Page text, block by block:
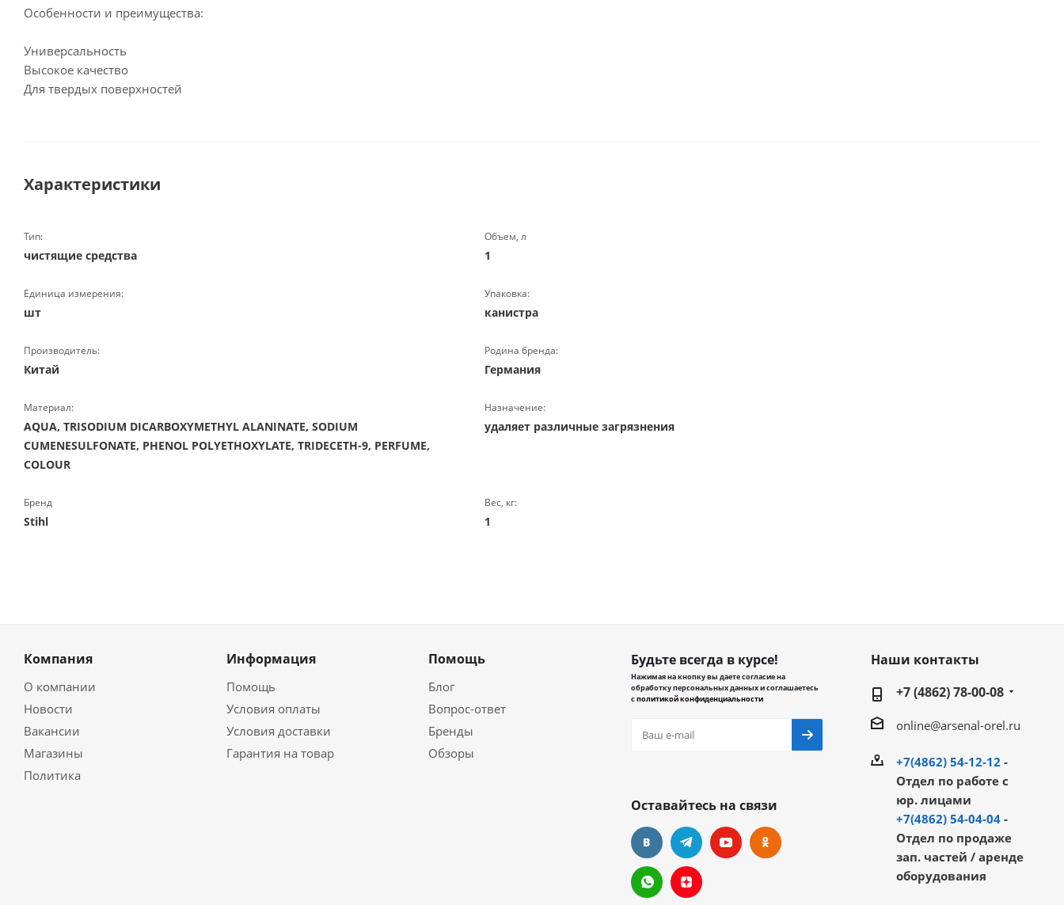
Особенности и преимущества:
Универсальность
Высокое качество
Для твердых поверхностей
Характеристики
Тип:
чистящие средства
Объем, л
1
Единица измерения:
шт
Упаковка:
канистра
Производитель:
Китай
Родина бренда:
Германия
Материал:
AQUA, TRISODIUM DICARBOXYMETHYL ALANINATE, SODIUM
CUMENESULFONATE, PHENOL POLYETHOXYLATE, TRIDECETH-9, PERFUME,
COLOUR
Назначение:
удаляет различные загрязнения
Бренд
Stihl
Вес, кг:
1
Компания
О компании
Новости
Вакансии
Магазины
Политика
Информация
Помощь
Условия оплаты
Условия доставки
Гарантия на товар
Помощь
Блог
Вопрос-ответ
Бренды
Обзоры
Будьте всегда в курсе!
Нажимая на кнопку вы даете согласие на
обработку персональных данных и соглашаетесь
сполитикой конфиденциальности
Оставайтесь на связи
Наши контакты
+7 (4862) 78-00-08
online@arsenal-orel.ru
+7(4862) 54-12-12 -
Отдел по работе с
юр. лицами
+7(4862) 54-04-04-
Отдел по продаже
зап. частей / аренде
оборудования